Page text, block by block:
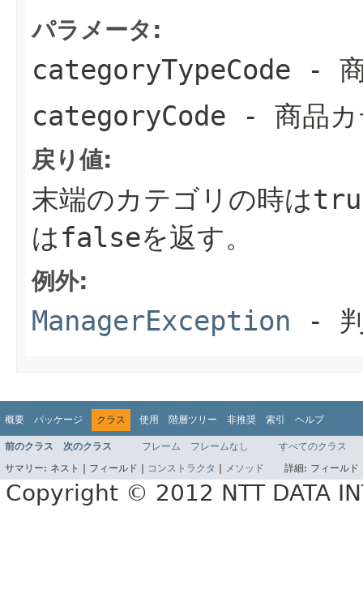
パラメータ:
categoryTypeCode - 商
categoryCode - 商品カ
戻り値:
末端のカテゴリの時は
はfalseを返す。
例外:
ManagerException - 判
概要 パッケージ クラス 使用 階層ツリー 非推奨 索引 ヘルプ
前のクラス 次のクラス フレーム フレームなし
すべてのクラス
サマリー: ネスト | フィールド | コンストラクタ メソッド 詳細: フィール
Copyright © 2012 NTT DATA